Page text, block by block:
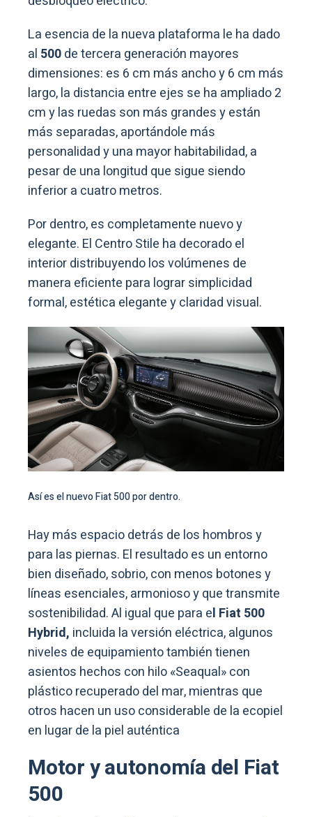
La esencia de la nueva plataforma le ha dado
al 500de tercera generación mayores
dimensiones: es 6 cm más ancho y 6 cm más
largo, la distancia entre ejes se ha ampliado 2
cm y las ruedas son más grandes y están
más separadas, aportándole más
personalidad y una mayor habitabilidad, a
pesar de una longitud que sigue siendo
inferior a cuatro metros.
Por dentro, es completamente nuevo y
elegante. El Centro Stile ha decorado el
interior distribuyendo los volúmenes de
manera eficiente para lograr simplicidad
formal, estética elegante y claridad visual.
Así es el nuevo Fiat 500 por dentro.
Hay más espacio detrás de los hombros y
para las piernas. El resultado es un entorno
bien diseñado, sobrio, con menos botones y
líneas esenciales, armonioso y que transmite
sostenibilidad. Al igual que para el Fiat 500
Hybrid, incluida la versión eléctrica, algunos
niveles de equipamiento también tienen
asientos hechos con hilo «Seaqual» con
plástico recuperado del mar, mientras que
otros hacen un uso considerable de la ecopiel
en lugar de la piel auténtica
Motor y autonomía del Fiat
500